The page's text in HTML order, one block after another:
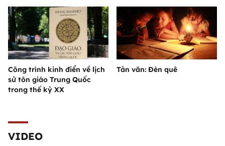
Công trình kinh điển về lịch
sử tôn giáo Trung Quốc
trong thế kỷ XX
Tản văn: Đèn quê
VIDEO